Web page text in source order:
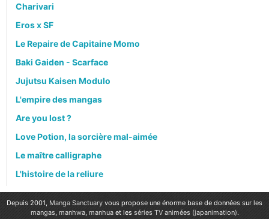
Charivari
Eros x SF
Le Repaire de Capitaine Momo
Baki Gaiden - Scarface
Jujutsu Kaisen Modulo
L'empire des mangas
Are you lost ?
Love Potion, la sorcière mal-aimée
Le maître calligraphe
L'histoire de la reliure
Depuis 2001, Manga Sanctuary vous propose une énorme base de données sur les
mangas, manhwa, manhuaet les séries TV animées (japanimation).